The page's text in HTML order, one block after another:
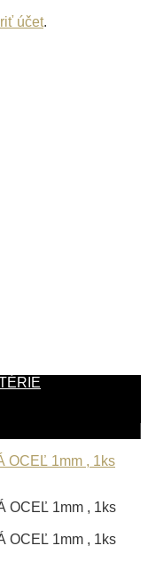
účet.
OCEĽ 1mm , 1ks